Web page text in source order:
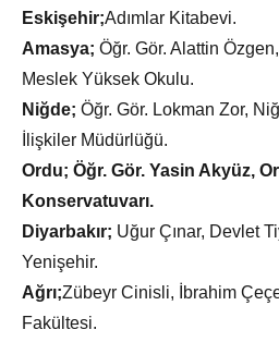
Eskişehir;Adımlar Kitabevi.
Amasya; Öğr. Gör. Alattin
Meslek Yüksek Okulu.
Niğde; Öğr. Gör. Lokman Zor,
İlişkiler Müdürlüğü.
Ordu; Öğr. Gör. Yasin Akyüz,
Konservatuvarı.
Diyarbakır; Uğur Çınar, Devlet
Yenişehir.
Ağrı;Zübeyr Cinisli, İbrahim
Fakültesi.